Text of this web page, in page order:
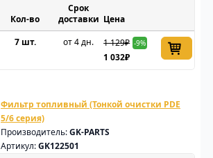
Срок
доставки Цена
7 шт. от 4 дн. 1 129₽ -9%
1 032₽
Фильтр топливный (Тонкой очистки PDE
5/6 серия)
Производитель:GK-PARTS
Артикул:GK122501